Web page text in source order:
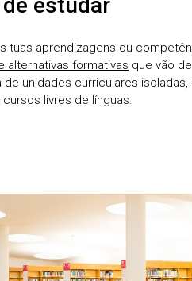
tuas aprendizagens ou
alternativas formativas que vão
unidades curriculares isoladas,
livres de línguas.